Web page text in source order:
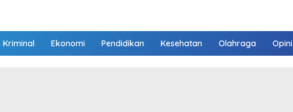
Kriminal Ekonomi Pendidikan Kesehatan Olahraga Opini